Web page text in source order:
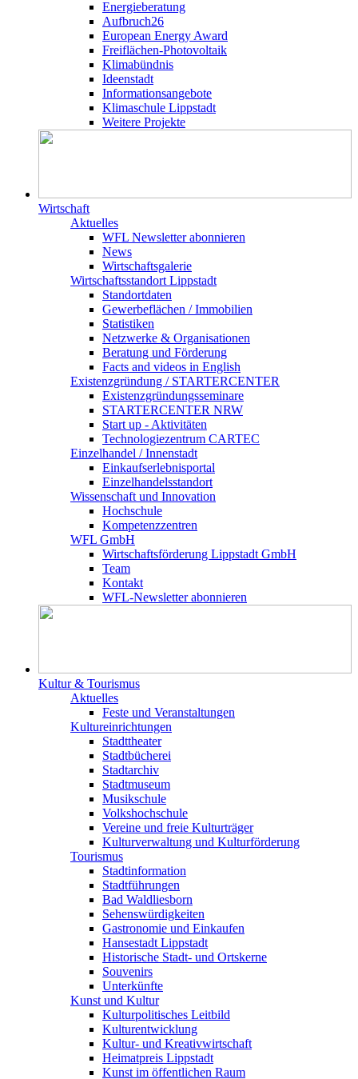
Energieberatung
Aufbruch26
European Energy Award
Freiflächen-Photovoltaik
Klimabündnis
Ideenstadt
Informationsangebote
Klimaschule Lippstadt
Weitere Projekte
Wirtschaft
Aktuelles
WFL Newsletter abonnieren
News
Wirtschaftsgalerie
Wirtschafts­­standort Lippstadt
Standortdaten
Gewerbeflächen / Immobilien
Statistiken
Netzwerke & Organisationen
Beratung und Förderung
Facts and videos in English
Existenz­gründung / STARTERCENTER
Existenzgründungsseminare
STARTERCENTER NRW
Start up - Aktivitäten
Technologiezentrum CARTEC
Einzelhandel / Innenstadt
Einkaufserlebnisportal
Einzelhandelsstandort
Wissenschaft und Innovation
Hochschule
Kompetenzzentren
WFL GmbH
Wirtschaftsförderung Lippstadt GmbH
Team
Kontakt
WFL-Newsletter abonnieren
Kultur & Tourismus
Aktuelles
Feste und Veranstaltungen
Kultureinrichtungen
Stadttheater
Stadtbücherei
Stadtarchiv
Stadtmuseum
Musikschule
Volkshochschule
Vereine und freie Kulturträger
Kulturverwaltung und Kulturförderung
Tourismus
Stadtinformation
Stadtführungen
Bad Waldliesborn
Sehenswürdigkeiten
Gastronomie und Einkaufen
Hansestadt Lippstadt
Historische Stadt- und Ortskerne
Souvenirs
Unterkünfte
Kunst und Kultur
Kulturpolitisches Leitbild
Kulturentwicklung
Kultur- und Kreativwirtschaft
Heimatpreis Lippstadt
Kunst im öffentlichen Raum